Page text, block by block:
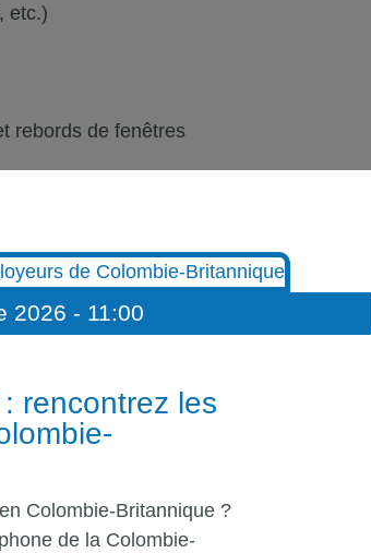
etc.)
rebords de fenêtres
mais constitue un atout
atout
2026 - 11:00
rencontrez les
Colombie-Britannique ?
de la Colombie-